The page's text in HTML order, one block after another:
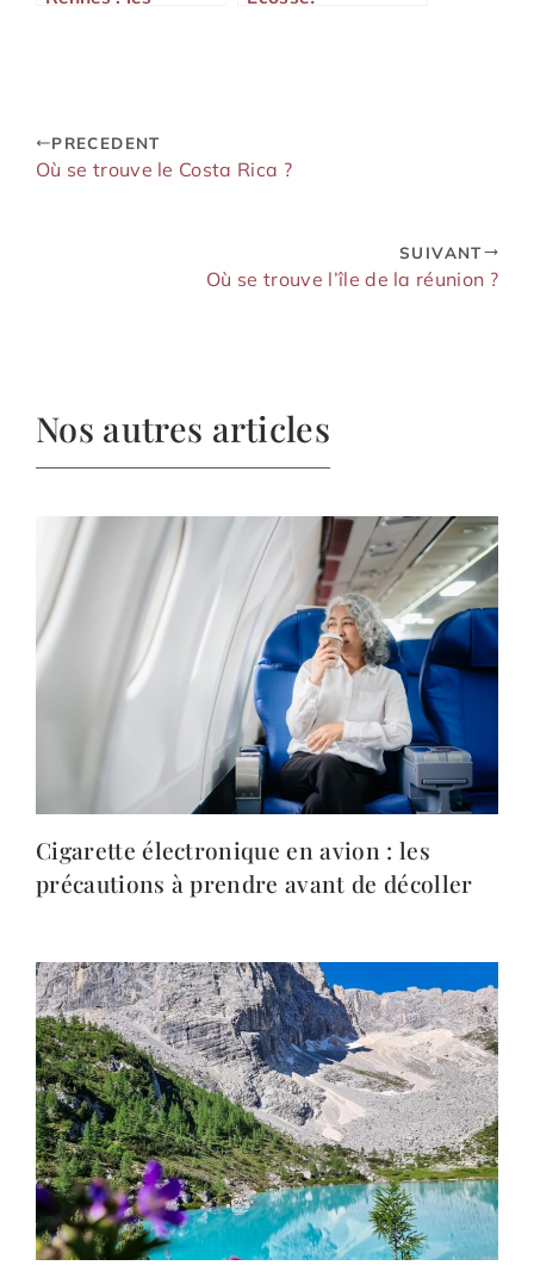
PRECEDENT
Où se trouve le Costa Rica ?
SUIVANT
Où se trouve l’île de la réunion ?
Nos autres articles
Cigarette électronique en avion : les
précautions à prendre avant de décoller